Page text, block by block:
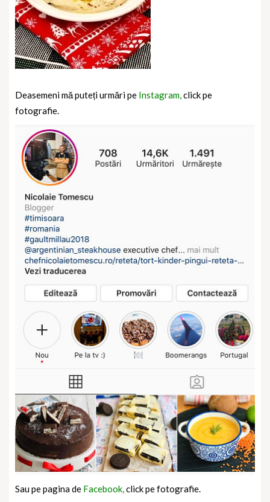
Deasemeni mă puteți urmări pe Instagram,click pe
fotografie.
Sau pe pagina de Facebook,click pe fotografie.